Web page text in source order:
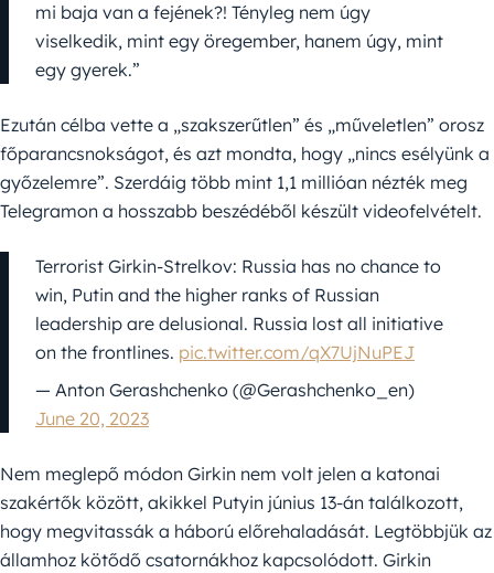
mi baja van a fejének?! Tényleg nem úgy
viselkedik, mint egy öregember, hanem úgy, mint
egy gyerek.”
Ezután célba vette a „szakszerűtlen” és „műveletlen” orosz
főparancsnokságot, és azt mondta, hogy „nincs esélyünk a
győzelemre”. Szerdáig több mint 1,1 millióan nézték meg
Telegramon a hosszabb beszédéből készült videofelvételt.
Terrorist Girkin-Strelkov: Russia has no chance to
win, Putin and the higher ranks of Russian
leadership are delusional. Russia lost all initiative
on the frontlines. pic.twitter.com/qX7UjNuPEJ
— Anton Gerashchenko (@Gerashchenko_en)
June 20, 2023
Nem meglepő módon Girkin nem volt jelen a katonai
szakértők között, akikkel Putyin június 13-án találkozott,
hogy megvitassák a háború előrehaladását. Legtöbbjük az
államhoz kötődő csatornákhoz kapcsolódott. Girkin